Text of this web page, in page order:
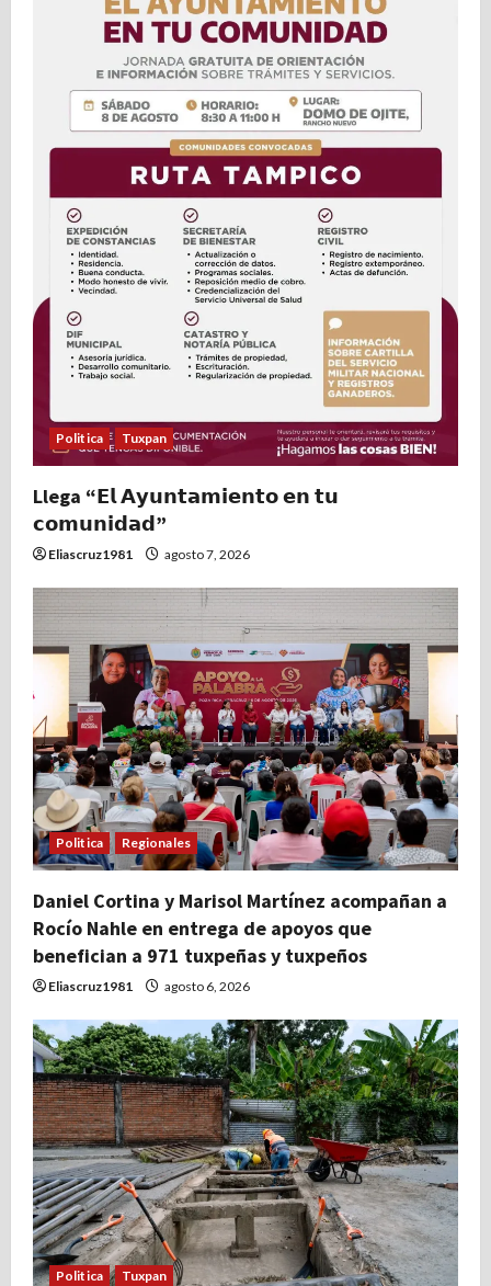
Politica Tuxpan
Llega “𝗘𝗹 𝗔𝘆𝘂𝗻𝘁𝗮𝗺𝗶𝗲𝗻𝘁𝗼 𝗲𝗻 𝘁𝘂
𝗰𝗼𝗺𝘂𝗻𝗶𝗱𝗮𝗱”
Eliascruz1981 agosto 7, 2026
Politica Regionales
Daniel Cortina y Marisol Martínez acompañan a
Rocío Nahle en entrega de apoyos que
benefician a 971 tuxpeñas y tuxpeños
Eliascruz1981 agosto 6, 2026
Politica Tuxpan